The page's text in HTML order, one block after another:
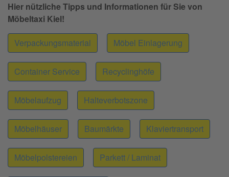
Hier nützliche Tipps und Informationen für Sie von
Möbeltaxi Kiel!
Verpackungsmaterial Möbel Einlagerung
Container Service Recyclinghöfe
Möbelaufzug Halteverbotszone
Möbelhäuser Baumärkte Klaviertransport
Möbelpolstereien Parkett / Laminat